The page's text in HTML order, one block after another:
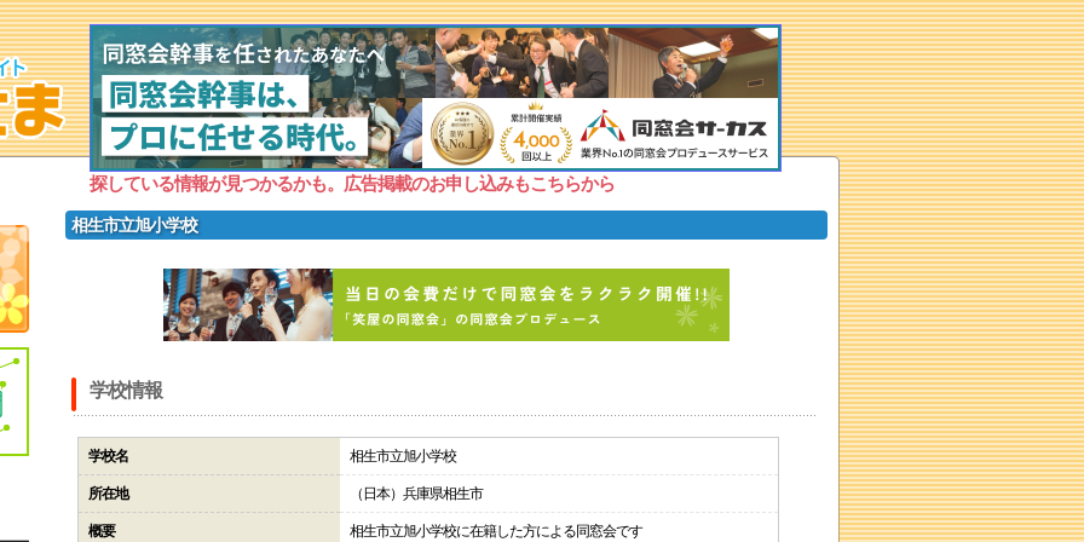
探している情報が見つかるかも。広告掲載のお申し込みもこちらから
相生市立旭小学校
学校情報
学校名 相生市立旭小学校
所在地 （日本）兵庫県相生市
概要 相生市立旭小学校に在籍した方による同窓会です